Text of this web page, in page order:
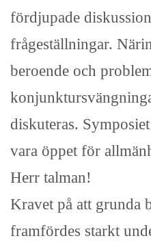
fördjupade
frågeställningar.
beroende och
diskuteras.
vara öppet för
Herr talman!
Kravet på att grunda
framfördes starkt